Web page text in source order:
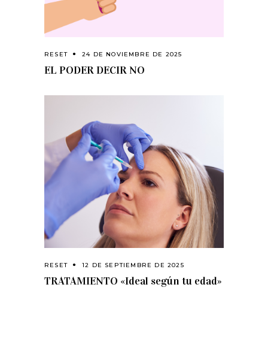
RESET 24 DE NOVIEMBRE DE 2025
EL PODER DECIR NO
RESET 12 DE SEPTIEMBRE DE 2025
TRATAMIENTO «Ideal según tu edad»